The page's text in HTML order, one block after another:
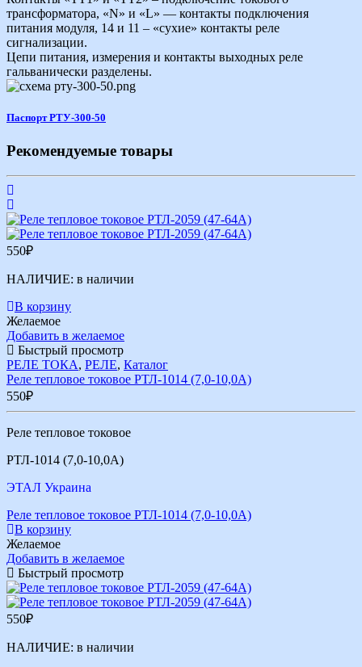
трансформатора, «N» и «L» — контакты подключения
питания модуля, 14 и 11 – «сухие» контакты реле
сигнализации.
Цепи питания, измерения и контакты выходных реле
гальванически разделены.
Паспорт РТУ-300-50
Рекомендуемые товары
550₽
НАЛИЧИЕ: в наличии
В корзину
Желаемое
Добавить в желаемое
Быстрый просмотр
РЕЛЕ ТОКА, РЕЛЕ, Каталог
Реле тепловое токовое РТЛ-1014 (7,0-10,0А)
550₽
Реле тепловое токовое
РТЛ-1014 (7,0-10,0А)
ЭТАЛ Украина
Реле тепловое токовое РТЛ-1014 (7,0-10,0А)
В корзину
Желаемое
Добавить в желаемое
Быстрый просмотр
550₽
НАЛИЧИЕ: в наличии